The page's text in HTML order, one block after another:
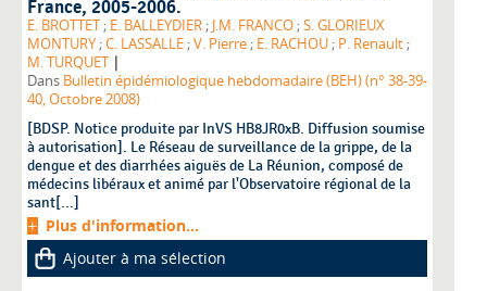
France, 2005-2006.
E. BROTTET ; E. BALLEYDIER ; J.M. FRANCO ;S. GLORIEUX
MONTURY ;C. LASSALLE ;V. Pierre ; E. RACHOU ; P. Renault ;
M. TURQUET |
Dans Bulletin épidémiologique hebdomadaire (BEH) (n° 38-39-
40, Octobre 2008)
[BDSP. Notice produite par InVS HB8JR0xB. Diffusion soumise
à autorisation]. Le Réseau de surveillance de la grippe, de la
dengue et des diarrhées aiguës de La Réunion, composé de
médecins libéraux et animé par l'Observatoire régional de la
sant[...]
Plus d'information...
Ajouter à ma sélection